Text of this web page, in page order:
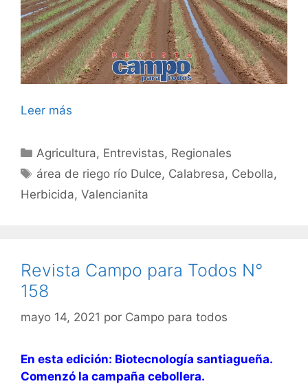
Leer más
Categorías
Agricultura, Entrevistas, Regionales
Etiquetas
área de riego río Dulce, Calabresa, Cebolla,
Herbicida, Valencianita
Revista Campo para Todos N°
158
mayo 14, 2021 por Campo para todos
En esta edición: Biotecnología santiagueña.
Comenzó la campaña cebollera.